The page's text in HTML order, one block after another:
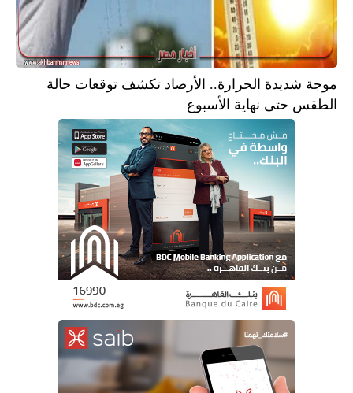
موجة شديدة الحرارة.. الأرصاد تكشف توقعات حالة
الطقس حتى نهاية الأسبوع